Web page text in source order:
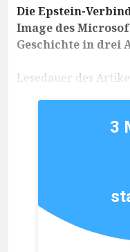
Die Epstein-
Image des
Geschichte in drei
Lesedauer des
3